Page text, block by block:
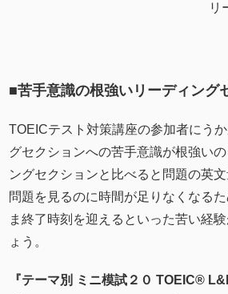
リ
■苦手意識の根強いリーディング
TOEICテスト対策講座の参加者にう
グセクションへの苦手意識が根強い
ングセクションと比べると問題の英
問題を見るのに時間が足りなくなる
ま終了時刻を迎えるといった苦い経
ょう。
『テーマ別 ミニ模試２０ TOEIC®